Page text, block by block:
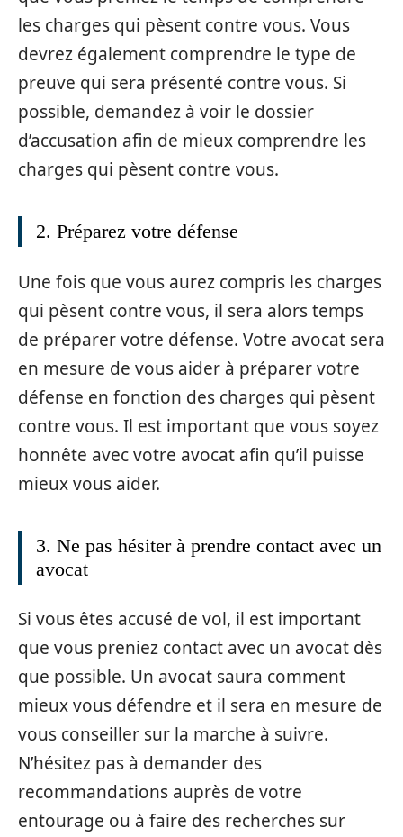
les charges qui pèsent contre vous. Vous
devrez également comprendre le type de
preuve qui sera présenté contre vous. Si
possible, demandez à voir le dossier
d’accusation afin de mieux comprendre les
charges qui pèsent contre vous.
2. Préparez votre défense
Une fois que vous aurez compris les charges
qui pèsent contre vous, il sera alors temps
de préparer votre défense. Votre avocat sera
en mesure de vous aider à préparer votre
défense en fonction des charges qui pèsent
contre vous. Il est important que vous soyez
honnête avec votre avocat afin qu’il puisse
mieux vous aider.
3. Ne pas hésiter à prendre contact avec un
avocat
Si vous êtes accusé de vol, il est important
que vous preniez contact avec un avocat dès
que possible. Un avocat saura comment
mieux vous défendre et il sera en mesure de
vous conseiller sur la marche à suivre.
N’hésitez pas à demander des
recommandations auprès de votre
entourage ou à faire des recherches sur